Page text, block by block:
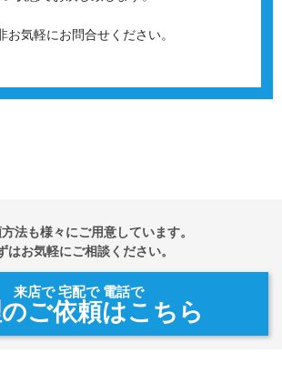
お気軽にお問合せください。
法も様々にご用意しています。
はお気軽にご相談ください。
来店で 宅配で 電話で
ご依頼はこちら